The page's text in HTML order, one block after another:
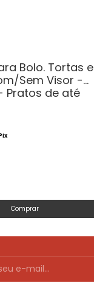
Bolo. Tortas e
Sem Visor -
Pratos de até
Comprar